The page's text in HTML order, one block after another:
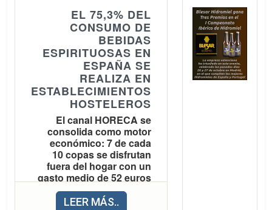
nombrado a
Miguel Ángel
Pascual como
nuevo Director de
Marketing en
España. A partir
del 1 de julio,
Miguel Ángel
asumirá este
cargo, reportando
directamente a
Sebastien
verano, ha
reforzado su
Servicio a
Domicilio
recordando a sus
EL 75,3% DEL
CONSUMO DE
BEBIDAS
ESPIRITUOSAS EN
ESPAÑA SE
REALIZA EN
ESTABLECIMIENTOS
HOSTELEROS
El canal HORECA se
consolida como motor
económico: 7 de cada
10 copas se disfrutan
fuera del hogar con un
gasto medio de 52 euros
por persona
LEER MÁS..